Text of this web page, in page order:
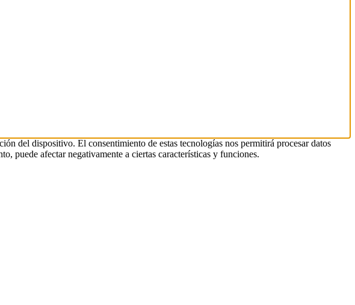
del dispositivo. El consentimiento de estas tecnologías nos permitirá procesar datos
puede afectar negativamente a ciertas características y funciones.